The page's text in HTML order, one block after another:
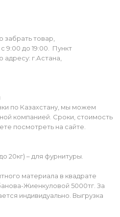
товар,
9:00 до 19:00. Пункт
г.Астана,
по Казахстану, мы можем
компанией. Сроки, стоимость
посмотреть на сайте.
20кг) – для фурнитуры.
материала в квадрате
Жиенкуловой 5000тг. За
индивидуально. Выгрузка